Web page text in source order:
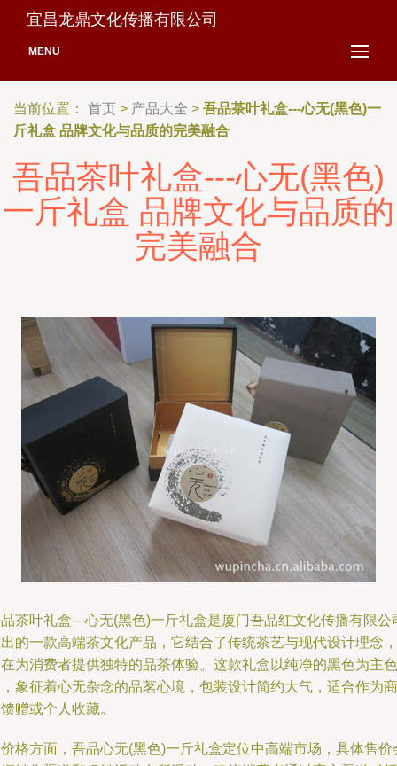
宜昌龙鼎文化传播有限公司
MENU
当前位置： 首页 > 产品大全 > 吾品茶叶礼盒---心无(黑色)一
斤礼盒 品牌文化与品质的完美融合
吾品茶叶礼盒---心无(黑色)
一斤礼盒 品牌文化与品质的
完美融合
茶叶礼盒---心无(黑色)一斤礼盒是厦门吾品红文化传播有限公
的一款高端茶文化产品，它结合了传统茶艺与现代设计理念，
为消费者提供独特的品茶体验。这款礼盒以纯净的黑色为主色
象征着心无杂念的品茗心境，包装设计简约大气，适合作为商
赠或个人收藏。
格方面，吾品心无(黑色)一斤礼盒定位中高端市场，具体售价